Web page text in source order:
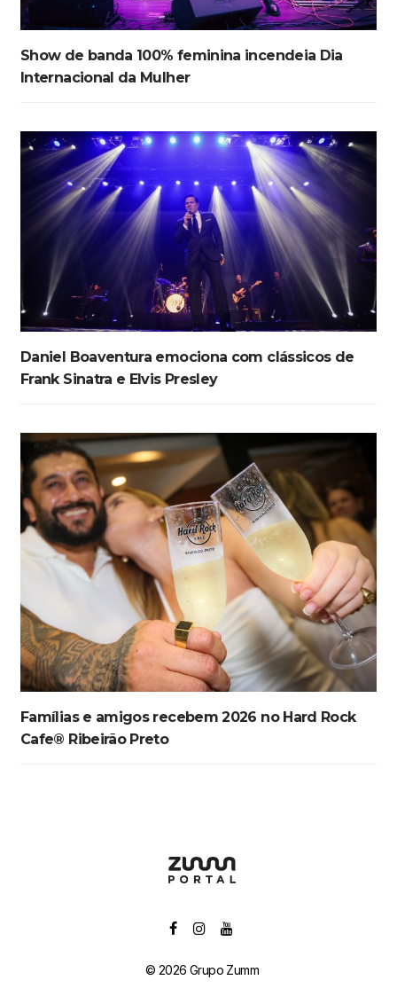
Show de banda 100% feminina incendeia Dia
Internacional da Mulher
Daniel Boaventura emociona com clássicos de
Frank Sinatra e Elvis Presley
Famílias e amigos recebem 2026 no Hard Rock
Cafe® Ribeirão Preto
© 2026 Grupo Zumm